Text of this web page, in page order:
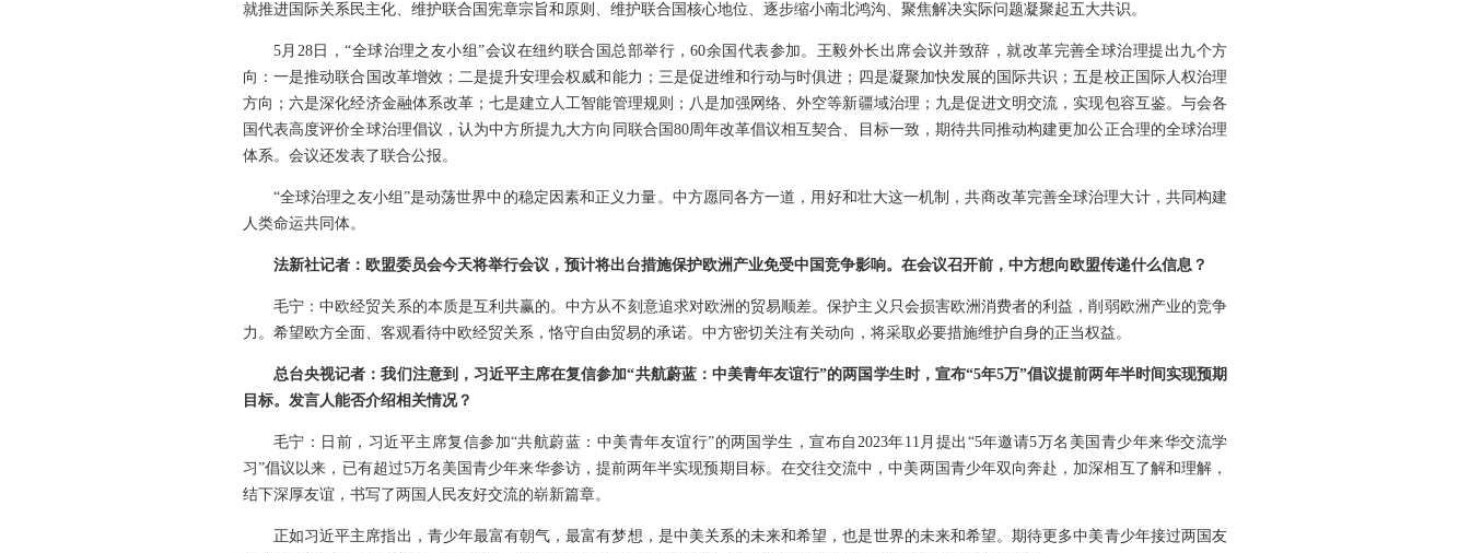
就推进国际关系民主化、维护联合国宪章宗旨和原则、维护联合国核心地位、逐步缩小南北鸿沟、聚焦解决实际问题凝聚起五大共识。
5月28日，“全球治理之友小组”会议在纽约联合国总部举行，60余国代表参加。王毅外长出席会议并致辞，就改革完善全球治理提出九个方
向：一是推动联合国改革增效；二是提升安理会权威和能力；三是促进维和行动与时俱进；四是凝聚加快发展的国际共识；五是校正国际人权治理
方向；六是深化经济金融体系改革；七是建立人工智能管理规则；八是加强网络、外空等新疆域治理；九是促进文明交流，实现包容互鉴。与会各
国代表高度评价全球治理倡议，认为中方所提九大方向同联合国80周年改革倡议相互契合、目标一致，期待共同推动构建更加公正合理的全球治理
体系。会议还发表了联合公报。
“全球治理之友小组”是动荡世界中的稳定因素和正义力量。中方愿同各方一道，用好和壮大这一机制，共商改革完善全球治理大计，共同构建
人类命运共同体。
法新社记者：欧盟委员会今天将举行会议，预计将出台措施保护欧洲产业免受中国竞争影响。在会议召开前，中方想向欧盟传递什么信息？
毛宁：中欧经贸关系的本质是互利共赢的。中方从不刻意追求对欧洲的贸易顺差。保护主义只会损害欧洲消费者的利益，削弱欧洲产业的竞争
力。希望欧方全面、客观看待中欧经贸关系，恪守自由贸易的承诺。中方密切关注有关动向，将采取必要措施维护自身的正当权益。
总台央视记者：我们注意到，习近平主席在复信参加“共航蔚蓝：中美青年友谊行”的两国学生时，宣布“5年5万”倡议提前两年半时间实现预期
目标。发言人能否介绍相关情况？
毛宁：日前，习近平主席复信参加“共航蔚蓝：中美青年友谊行”的两国学生，宣布自2023年11月提出“5年邀请5万名美国青少年来华交流学
习”倡议以来，已有超过5万名美国青少年来华参访，提前两年半实现预期目标。在交往交流中，中美两国青少年双向奔赴，加深相互了解和理解，
结下深厚友谊，书写了两国人民友好交流的崭新篇章。
正如习近平主席指出，青少年最富有朝气，最富有梦想，是中美关系的未来和希望，也是世界的未来和希望。期待更多中美青少年接过两国友